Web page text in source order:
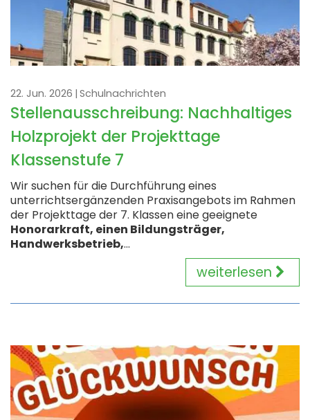
22. Jun. 2026 Schulnachrichten
Stellenausschreibung: Nachhaltiges
Holzprojekt der Projekttage
Klassenstufe 7
Wir suchen für die Durchführung eines
unterrichtsergänzenden Praxisangebots im Rahmen
der Projekttage der 7. Klassen eine geeignete
Honorarkraft, einen Bildungsträger,
Handwerksbetrieb,...
weiterlesen